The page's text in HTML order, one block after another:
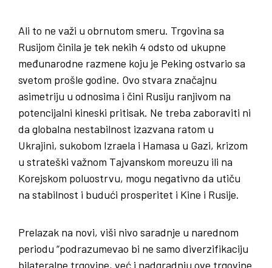
Ali to ne važi u obrnutom smeru. Trgovina sa
Rusijom činila je tek nekih 4 odsto od ukupne
međunarodne razmene koju je Peking ostvario sa
svetom prošle godine. Ovo stvara značajnu
asimetriju u odnosima i čini Rusiju ranjivom na
potencijalni kineski pritisak. Ne treba zaboraviti ni
da globalna nestabilnost izazvana ratom u
Ukrajini, sukobom Izraela i Hamasa u Gazi, krizom
u strateški važnom Tajvanskom moreuzu ili na
Korejskom poluostrvu, mogu negativno da utiču
na stabilnost i budući prosperitet i Kine i Rusije.
Prelazak na novi, viši nivo saradnje u narednom
periodu “podrazumevao bi ne samo diverzifikaciju
bilateralne trgovine, već i nadgradnju ove trgovine